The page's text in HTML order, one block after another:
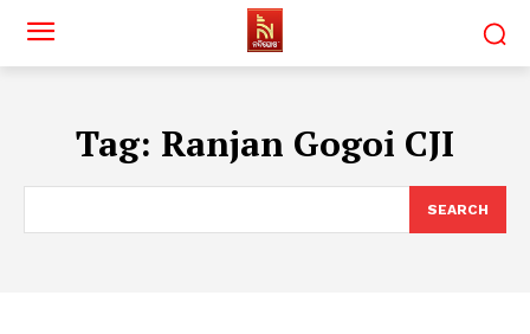
Tag: Ranjan Gogoi CJI
SEARCH